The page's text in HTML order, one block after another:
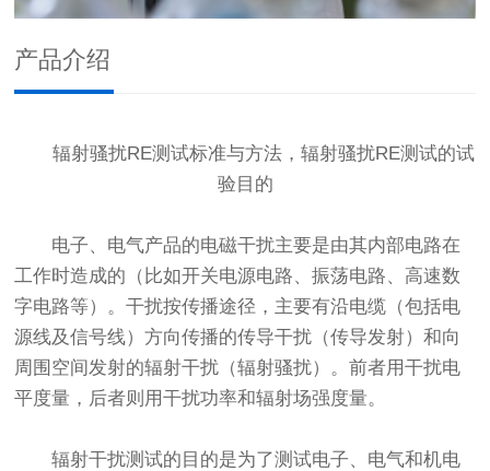
产品介绍
辐射骚扰RE测试标准与方法，辐射骚扰RE测试的试
验目的
电子、电气产品的电磁干扰主要是由其内部电路在
工作时造成的（比如开关电源电路、振荡电路、高速数
字电路等）。干扰按传播途径，主要有沿电缆（包括电
源线及信号线）方向传播的传导干扰（传导发射）和向
周围空间发射的辐射干扰（辐射骚扰）。前者用干扰电
平度量，后者则用干扰功率和辐射场强度量。
辐射干扰测试的目的是为了测试电子、电气和机电